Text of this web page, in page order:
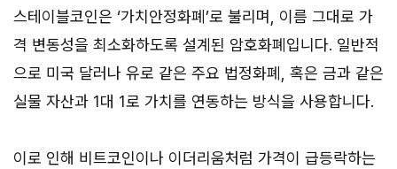
스테이블코인은 ‘가치안정화폐’로 불리며, 이름 그대로 가
격 변동성을 최소화하도록 설계된 암호화폐입니다. 일반적
으로 미국 달러나 유로 같은 주요 법정화폐, 혹은 금과 같은
실물 자산과 1대 1로 가치를 연동하는 방식을 사용합니다.
이로 인해 비트코인이나 이더리움처럼 가격이 급등락하는